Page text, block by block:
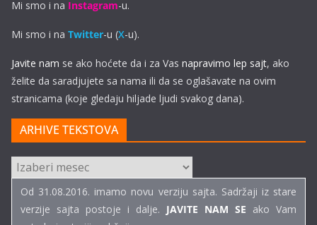
Mi smo i na Instagram-u.
Mi smo i na Twitter-u (X-u).
Javite nam se ako hoćete da i za Vas napravimo lep sajt, ako
želite da saradjujete sa nama ili da se oglašavate na ovim
stranicama (koje gledaju hiljade ljudi svakog dana).
ARHIVE TEKSTOVA
ARHIVE
TEKSTOVA
Od 31.08.2016. imamo novu verziju sajta. Sadržaji iz stare
verzije sajta postoje i dalje. JAVITE NAM SE ako Vam